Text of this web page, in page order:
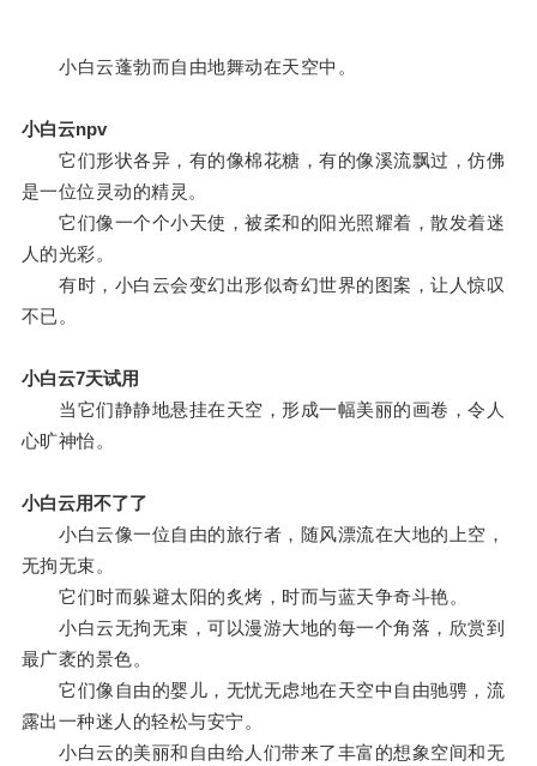
小白云蓬勃而自由地舞动在天空中。
小白云npv
它们形状各异，有的像棉花糖，有的像溪流飘过，仿佛
是一位位灵动的精灵。
它们像一个个小天使，被柔和的阳光照耀着，散发着迷
人的光彩。
有时，小白云会变幻出形似奇幻世界的图案，让人惊叹
不已。
小白云7天试用
当它们静静地悬挂在天空，形成一幅美丽的画卷，令人
心旷神怡。
小白云用不了了
小白云像一位自由的旅行者，随风漂流在大地的上空，
无拘无束。
它们时而躲避太阳的炙烤，时而与蓝天争奇斗艳。
小白云无拘无束，可以漫游大地的每一个角落，欣赏到
最广袤的景色。
它们像自由的婴儿，无忧无虑地在天空中自由驰骋，流
露出一种迷人的轻松与安宁。
小白云的美丽和自由给人们带来了丰富的想象空间和无